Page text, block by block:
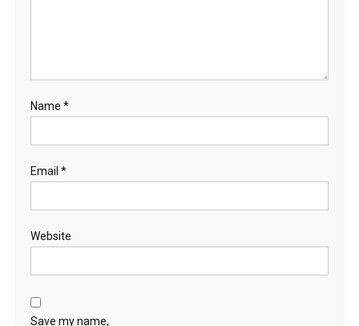
Name *
Email *
Website
Save my name,